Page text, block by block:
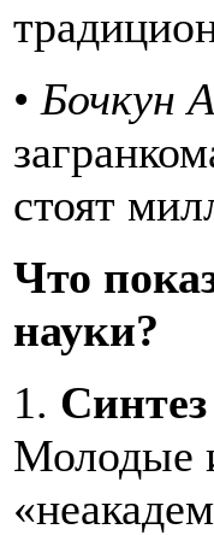
• Бочкун
стоят
Что
науки?
1.
Молодые